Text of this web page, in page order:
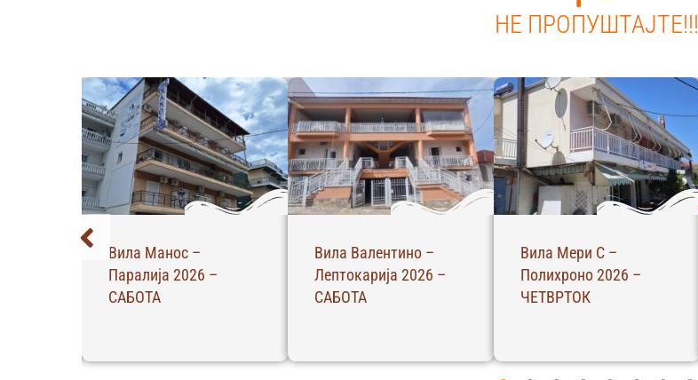
НЕ ПРОПУШТАЈТЕ!!!
Вила Манос –
Паралија 2026 –
САБОТА
Вила Валентино –
Лептокарија 2026 –
САБОТА
Вила Мери С –
Полихроно 2026 –
ЧЕТВРТОК